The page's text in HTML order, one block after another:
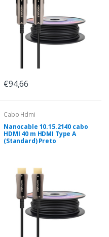
€94,66
Cabo Hdmi
Nanocable 10.15.2140 cabo
HDMI 40 m HDMI Type A
(Standard) Preto